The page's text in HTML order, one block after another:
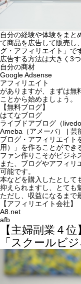
自分の経験や体験をまと
て商品を広告して販売し
グ・アフィリエイト」で
広告する方法は大きく3つ
自分の商材
Google Adsense
アフィリエイト
がありますが、まずは無
ことから始めましょう。
【無料ブログ】
はてなブログ
ライブドアブログ（
Ameba（アメーバ） | 芸
ブログ・アフィリエイト
用）」を作ることができ
ファン作りこそがビジネ
また、ブログやアフィリ
可能です。
本などを購入したとして
抑えられますし、
とても
ただし、収益になるまで
【アフィリエイト会社】
A8.net
afb
【主婦副業４
「スクールビジ